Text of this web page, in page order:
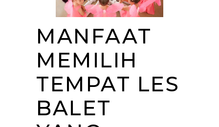
MANFAAT
MEMILIH
TEMPAT LES
BALET